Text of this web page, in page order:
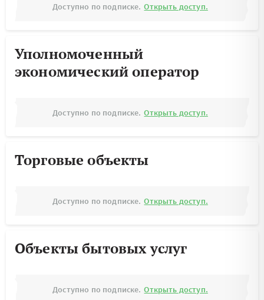
Доступно по подписке. Открыть доступ.
Уполномоченный
экономический оператор
Доступно по подписке. Открыть доступ.
Торговые объекты
Доступно по подписке. Открыть доступ.
Объекты бытовых услуг
Доступно по подписке. Открыть доступ.